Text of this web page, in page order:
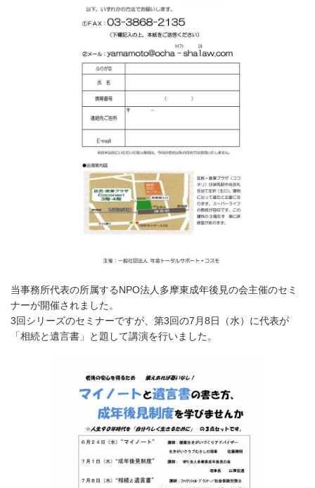
当事務所代表の所属するNPO法人多摩東成年後見の会主催のセミ
ナーが開催されました。
3回シリーズのセミナーですが、第3回の7月8日（水）に代表が
「相続と遺言書」と題して講演を行いました。